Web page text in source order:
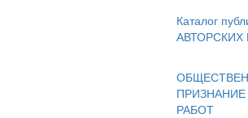
Каталог
РАБОТ